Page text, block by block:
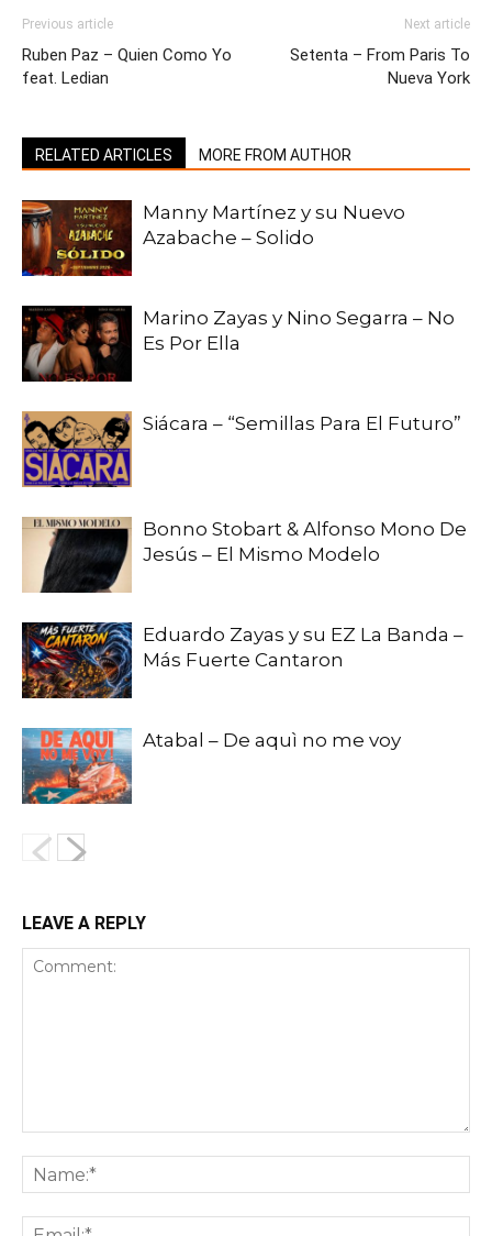
Previous article
Ruben Paz – Quien Como Yo
feat. Ledian
Next article
Setenta – From Paris To
Nueva York
RELATED ARTICLES MORE FROM AUTHOR
Manny Martínez y su Nuevo
Azabache – Solido
Marino Zayas y Nino Segarra – No
Es Por Ella
Siácara – “Semillas Para El Futuro”
Bonno Stobart & Alfonso Mono De
Jesús – El Mismo Modelo
Eduardo Zayas y su EZ La Banda –
Más Fuerte Cantaron
Atabal – De aquì no me voy
LEAVE A REPLY